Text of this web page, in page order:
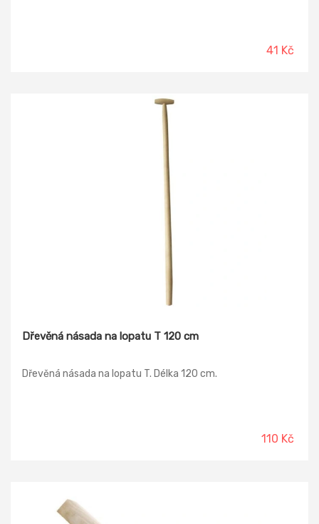
41 Kč
Dřevěná násada na lopatu T 120 cm
Dřevěná násada na lopatu T. Délka 120 cm.
110 Kč